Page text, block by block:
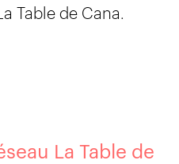
Table de Cana.
La Table de